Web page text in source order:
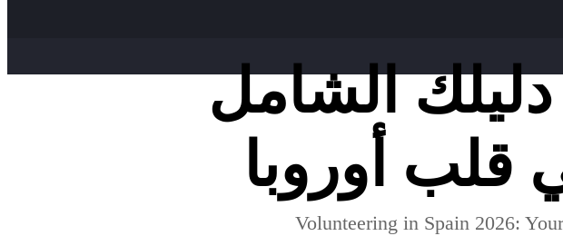
في إسبانيا 2026: دليلك الشامل
قلب أوروبا
Volunteering in Spain 2026: